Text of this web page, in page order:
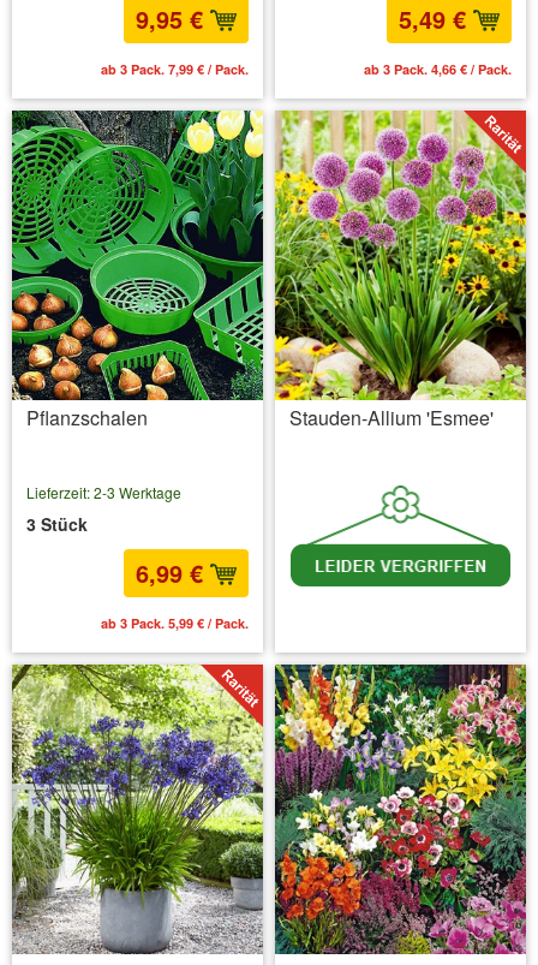
9,95 €
ab 3 Pack. 7,99 € / Pack.
5,49 €
ab 3 Pack. 4,66 € / Pack.
Pflanzschalen
Lieferzeit: 2-3 Werktage
3 Stück
6,99 €
ab 3 Pack. 5,99 € / Pack.
Stauden-Allium 'Esmee'